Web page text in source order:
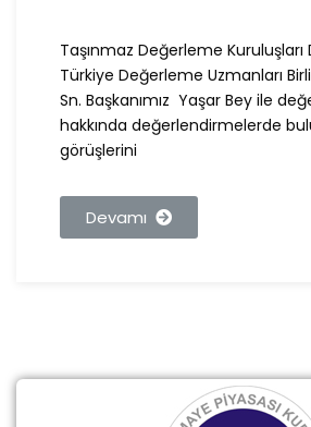
Taşınmaz Değerleme Kuruluşları
Türkiye Değerleme Uzmanları
Sn. Başkanımız Yaşar Bey ile
hakkında değerlendirmelerde
görüşlerini
Devamı